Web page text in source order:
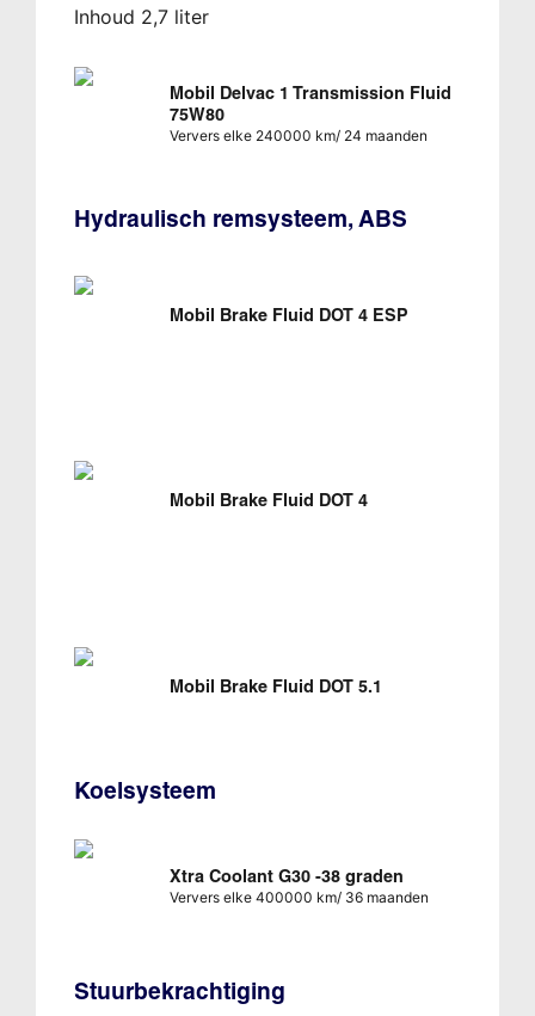
Inhoud 2,7 liter
Mobil Delvac 1 Transmission Fluid
75W80
Ververs elke 240000 km/ 24 maanden
Hydraulisch remsysteem, ABS
Mobil Brake Fluid DOT 4 ESP
Mobil Brake Fluid DOT 4
Mobil Brake Fluid DOT 5.1
Koelsysteem
Xtra Coolant G30 -38 graden
Ververs elke 400000 km/ 36 maanden
Stuurbekrachtiging